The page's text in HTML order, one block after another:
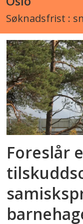
Søknadsfrist :
Foreslår